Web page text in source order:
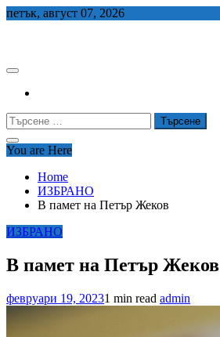
Skip
петък, август 07, 2026
Търсене
за:
You are Here
Home
ИЗБРАНО
В памет на Петър Жеков
ИЗБРАНО
В памет на Петър Жеков
февруари 19, 20231 min read admin